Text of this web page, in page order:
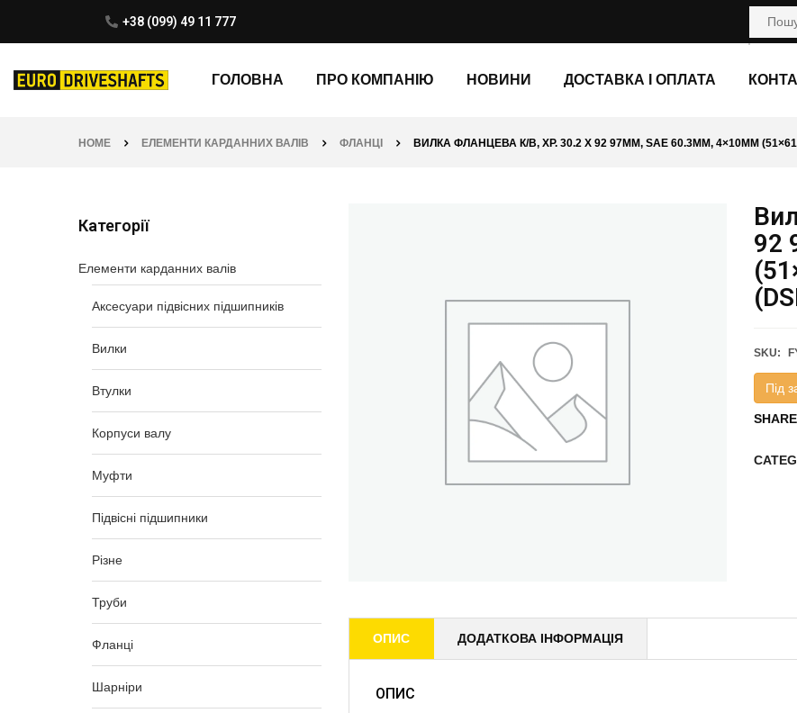
+38 (099) 49 11 777
ГОЛОВНА ПРО КОМПАНІЮ НОВИНИ ДОСТАВКА І ОПЛАТА
HOME ЕЛЕМЕНТИ КАРДАННИХ ВАЛІВ ФЛАНЦІ ВИЛКА ФЛАНЦЕВА К/В, ХР. 30.2 X 92 97ММ, SAE 60.3ММ, 4×10ММ
Категорії
Елементи карданних валів
Аксесуари підвісних підшипників
Вилки
Втулки
Корпуси валу
Муфти
Підвісні підшипники
Різне
Труби
Фланці
Шарніри
92
SKU:
Під
SHARE
ОПИС ДОДАТКОВА ІНФОРМАЦІЯ
ОПИС